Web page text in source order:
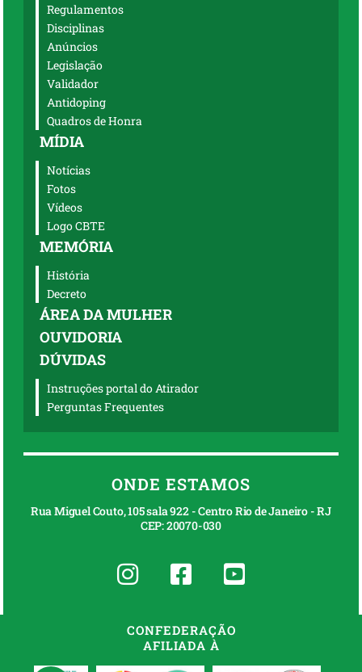
Regulamentos
Disciplinas
Anúncios
Legislação
Validador
Antidoping
Quadros de Honra
MÍDIA
Notícias
Fotos
Vídeos
Logo CBTE
MEMÓRIA
História
Decreto
ÁREA DA MULHER
OUVIDORIA
DÚVIDAS
Instruções portal do Atirador
Perguntas Frequentes
ONDE ESTAMOS
Rua Miguel Couto, 105 sala 922 - Centro Rio de Janeiro - RJ
CEP: 20070-030
CONFEDERAÇÃO
AFILIADA À